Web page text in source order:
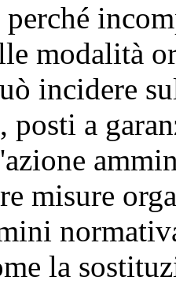
modalità
incidere
posti a
misure
la